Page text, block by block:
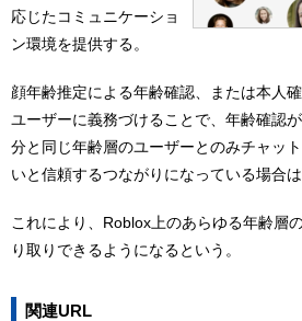
応じたコミュニケーショ
ン環境を提供する。
顔年齢推定による年齢確認、または本人
ユーザーに義務づけることで、年齢確認
分と同じ年齢層のユーザーとのみチャッ
いと信頼するつながりになっている場合は
これにより、Roblox上のあらゆる年齢層
り取りできるようになるという。
関連URL